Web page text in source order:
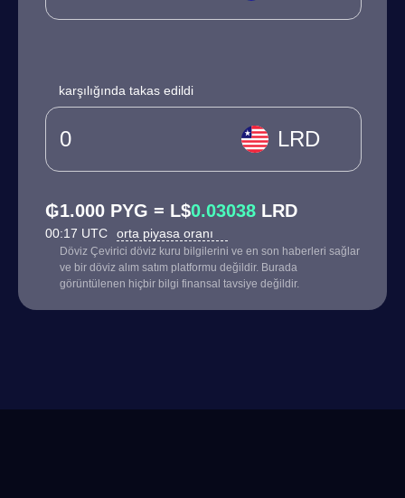
karşılığında takas edildi
LRD
₲1.000 PYG = L$0.03038 LRD
00:17 UTC orta piyasa oranı
Döviz Çevirici döviz kuru bilgilerini ve en son haberleri sağlar
ve bir döviz alım satım platformu değildir. Burada
görüntülenen hiçbir bilgi finansal tavsiye değildir.